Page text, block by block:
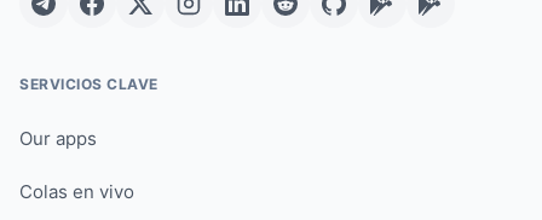
SERVICIOS CLAVE
Our apps
Colas en vivo